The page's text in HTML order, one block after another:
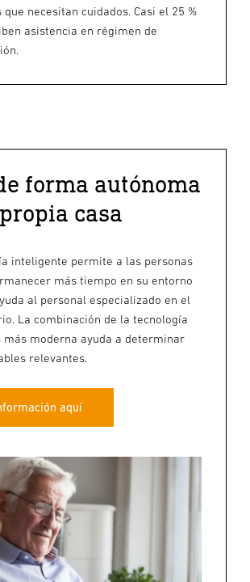
que necesitan cuidados. Casi el 25 %
asistencia en régimen de
forma autónoma
casa
inteligente permite a las personas
más tiempo en su entorno
al personal especializado en el
La combinación de la tecnología
más moderna ayuda a determinar
relevantes.
aquí